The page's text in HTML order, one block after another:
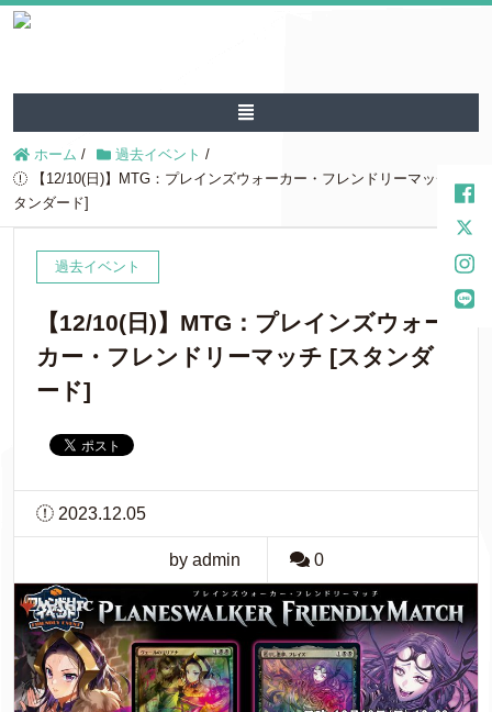
ホーム / 過去イベント /
【12/10(日)】MTG：プレインズウォーカー・フレンドリーマッチ [ス
タンダード]
過去イベント
【12/10(日)】MTG：プレインズウォー
カー・フレンドリーマッチ [スタンダ
ード]
2023.12.05
by admin 0